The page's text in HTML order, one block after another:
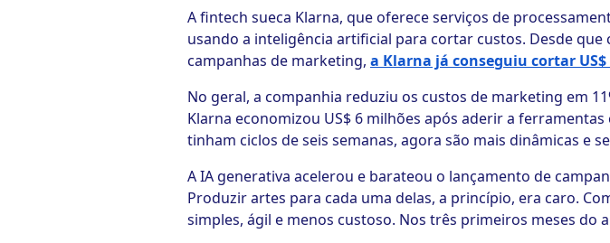
A fintech sueca Klarna, que oferece serviços de
usando a inteligência artificial para cortar custos. Desde
campanhas de marketing, a Klarna já conseguiu cortar
No geral, a companhia reduziu os custos de marketing em
Klarna economizou US$ 6 milhões após aderir a
tinham ciclos de seis semanas, agora são mais dinâmicas e
A IA generativa acelerou e barateou o lançamento de
Produzir artes para cada uma delas, a princípio, era caro.
simples, ágil e menos custoso. Nos três primeiros meses do